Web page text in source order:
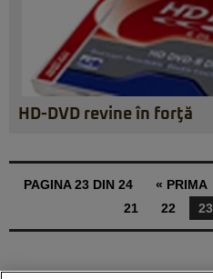
HD-DVD revine în forţă
PAGINA 23 DIN 24 « PRIMA
21
22 23